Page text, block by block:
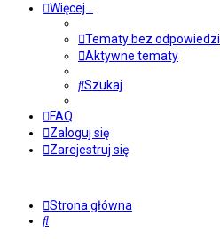
Więcej…
Tematy bez odpowiedzi
Aktywne tematy
Szukaj
FAQ
Zaloguj się
Zarejestruj się
Strona główna
Szukaj